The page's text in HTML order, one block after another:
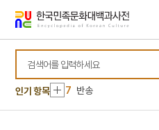
바로가기
바로가기
인기 항목
4 처서
5 맨드라미
6 박창로
7 반송
8 비유왕